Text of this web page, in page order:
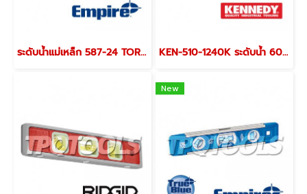
ระดับน้ำแม่เหล็ก 587-24 TORPEDO LEVELS KEN-510-1240K ระดับน้ำ 600 มม. (24 นิ้ว) KENNEDY GIRDER SECTION SPIRIT LEVEL
New